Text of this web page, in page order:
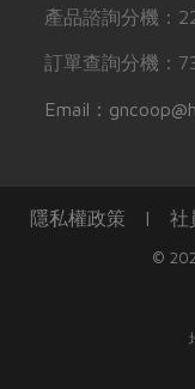
產品諮詢分機：
訂單查詢分機：
Email：
隱私權政策 | 社
©